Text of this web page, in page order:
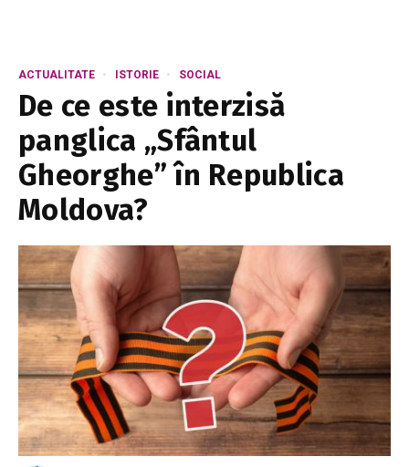
ACTUALITATE ISTORIE SOCIAL
De ce este interzisă
panglica „Sfântul
Gheorghe” în Republica
Moldova?